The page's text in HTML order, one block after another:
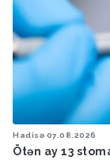
Hadisə 07.08.2026
Ötən ay 13